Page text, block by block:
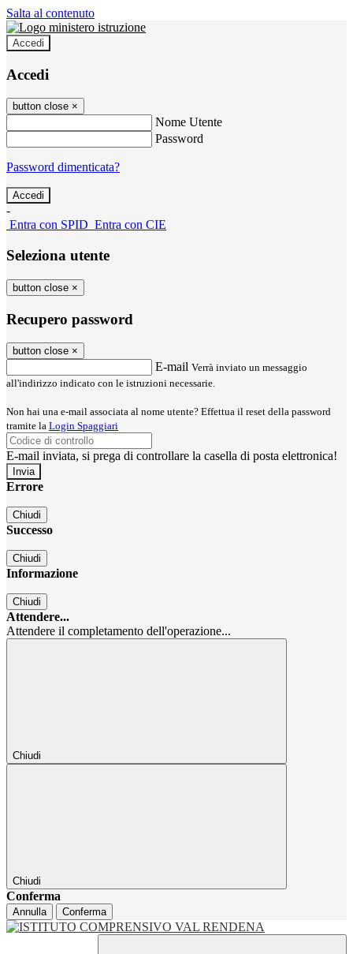
Salta al contenuto
Accedi
Accedi
button close ×
Nome Utente
Password
Password dimenticata?
-
Entra con SPID Entra con CIE
Seleziona utente
button close ×
Recupero password
button close ×
E-mail Verrà inviato un messaggio
all'indirizzo indicato con le istruzioni necessarie.
Non hai una e-mail associata al nome utente? Effettua il reset della password
tramite la Login Spaggiari
E-mail inviata, si prega di controllare la casella di posta elettronica!
Errore
Chiudi
Successo
Chiudi
Informazione
Chiudi
Attendere...
Attendere il completamento dell'operazione...
Chiudi
Chiudi
Conferma
Annulla Conferma